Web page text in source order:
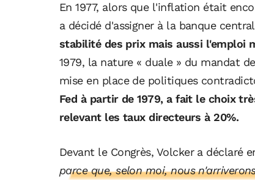
En 1977, alors que l'inflation était
a décidé d'assigner à la banque
stabilité des prix mais aussi l'emploi
1979, la nature « duale » du mandat
mise en place de politiques
Fed à partir de 1979, a fait le choix
relevant les taux directeurs à 20%.
Devant le Congrès, Volcker a déclaré
parce que, selon moi, nous